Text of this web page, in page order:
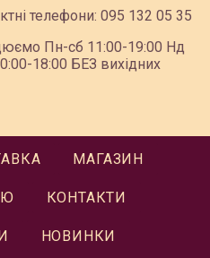
телефони: 095 132 05 35
Пн-сб 11:00-19:00 Нд
18:00 БЕЗ вихідних
МАГАЗИН
КОНТАКТИ
НОВИНКИ